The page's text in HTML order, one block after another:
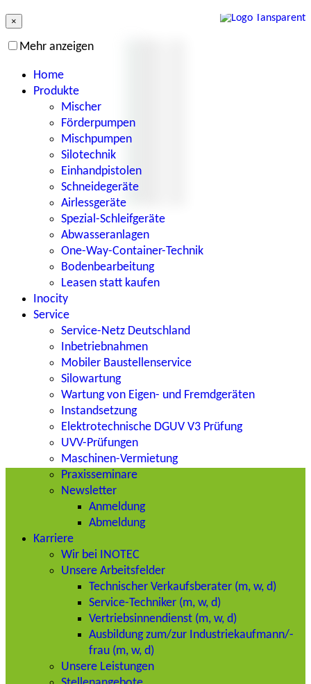
Mehr anzeigen
Home
Produkte
Mischer
Förderpumpen
Mischpumpen
Silotechnik
Einhandpistolen
Schneidegeräte
Airlessgeräte
Spezial-Schleifgeräte
Abwasseranlagen
One-Way-Container-Technik
Bodenbearbeitung
Leasen statt kaufen
Inocity
Service
Service-Netz Deutschland
Inbetriebnahmen
Mobiler Baustellenservice
Silowartung
Wartung von Eigen- und Fremdgeräten
Instandsetzung
Elektrotechnische DGUV V3 Prüfung
UVV-Prüfungen
Maschinen-Vermietung
Praxisseminare
Newsletter
Anmeldung
Abmeldung
Karriere
Wir bei INOTEC
Unsere Arbeitsfelder
Technischer Verkaufsberater (m, w, d)
Service-Techniker (m, w, d)
Vertriebsinnendienst (m, w, d)
Ausbildung zum/zur Industriekaufmann/-
frau (m, w, d)
Unsere Leistungen
×